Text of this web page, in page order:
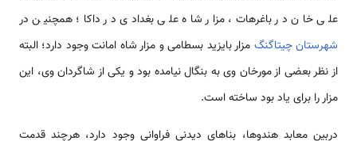
علی خان در باغرهات، مزار شاه علی بغدادی در داکا؛ همچنین در
شهرستان چیتاگنگ مزار بایزید بسطامی‌ و مزار شاه امانت وجود دارد؛ البته
از نظر بعضی از مورخان وی به بنگال نیامده بود و یکی از شاگردان وی، این
مزار را برای یاد بود ساخته است.
دربین معابد هندو‌ها، بناهای دیدنی فراوانی وجود دارد، هرچند قدمت